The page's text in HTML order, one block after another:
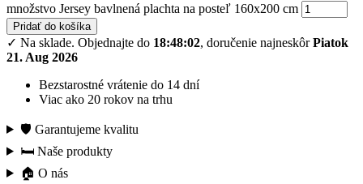
množstvo Jersey bavlnená plachta na posteľ 160x200 cm
Pridať do košíka
✓ Na sklade. Objednajte do 18:48:02, doručenie najneskôrPiatok
21. Aug 2026
Bezstarostné vrátenie do 14 dní
Viac ako 20 rokov na trhu
🛡️ Garantujeme kvalitu
🛏️ Naše produkty
🏠 O nás